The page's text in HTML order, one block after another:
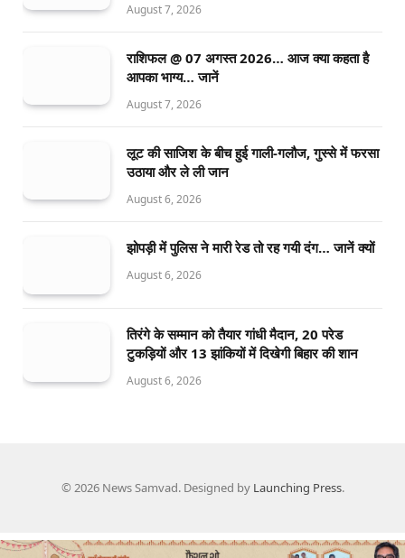
August 7, 2026
राशिफल @ 07 अगस्त 2026… आज क्या कहता है
आपका भाग्य… जानें
August 7, 2026
लूट की साजिश के बीच हुई गाली-गलौज, गुस्से में फरसा
उठाया और ले ली जान
August 6, 2026
झोपड़ी में पुलिस ने मारी रेड तो रह गयी दंग… जानें क्यों
August 6, 2026
तिरंगे के सम्मान को तैयार गांधी मैदान, 20 परेड
टुकड़ियों और 13 झांकियों में दिखेगी बिहार की शान
August 6, 2026
© 2026 News Samvad. Designed by Launching Press.